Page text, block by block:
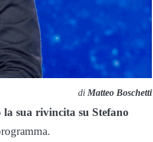
di Matteo Boschetti
sua rivincita su Stefano